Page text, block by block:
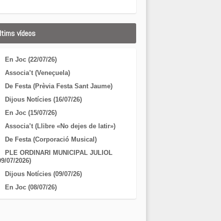
vídeos
En Joc (22/07/26)
Associa’t (Veneçuela)
De Festa (Prèvia Festa Sant Jaume)
Dijous Notícies (16/07/26)
En Joc (15/07/26)
Associa’t (Llibre «No dejes de latir»)
De Festa (Corporació Musical)
PLE ORDINARI MUNICIPAL JULIOL
07/2026)
Dijous Notícies (09/07/26)
En Joc (08/07/26)